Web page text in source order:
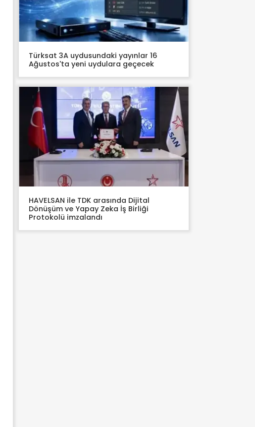
Türksat 3A uydusundaki yayınlar 16
Ağustos'ta yeni uydulara geçecek
HAVELSAN ile TDK arasında Dijital
Dönüşüm ve Yapay Zeka İş Birliği
Protokolü imzalandı